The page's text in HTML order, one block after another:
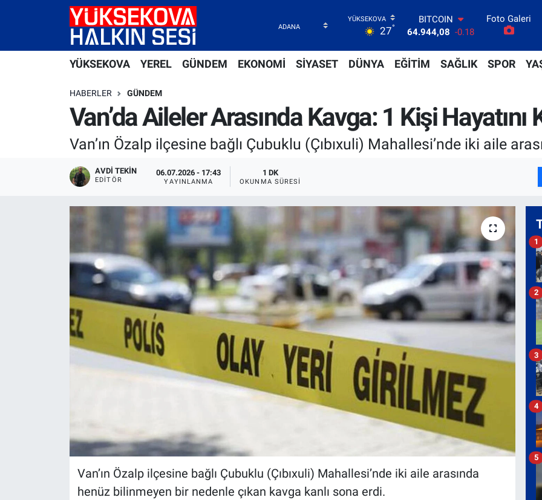
27°
64.944,08
-0.18
DOLAR
EURO
55,2510 0.32
GRAM ALTIN
6660.55 0.03
BİST100
13.779
-14
Foto Galeri
YÜKSEKOVA YEREL GÜNDEM EKONOMİ SİYASET DÜNYA EĞİTİM SAĞLIK SPOR
HABERLER GÜNDEM
Van’da Aileler Arasında Kavga: 1 Kişi Hayatını
Van’ın Özalp ilçesine bağlı Çubuklu (Çıbıxuli) Mahallesi’nde iki aile
AVDI TEKIN
EDITÖR
06.07.2026 - 17:43
YAYINLANMA
1 DK
OKUNMA SÜRESI
Van’ın Özalp ilçesine bağlı Çubuklu (Çıbıxuli) Mahallesi’nde iki aile arasında
henüz bilinmeyen bir nedenle çıkan kavga kanlı sona erdi.
1
2
3
4
5
Yüksekova Nöbetçi Eczaneler
Yüksekova Trafik Yoğunluk Haritası
Süper Lig Puan Durumu ve Fikstür
Tüm Manşetler